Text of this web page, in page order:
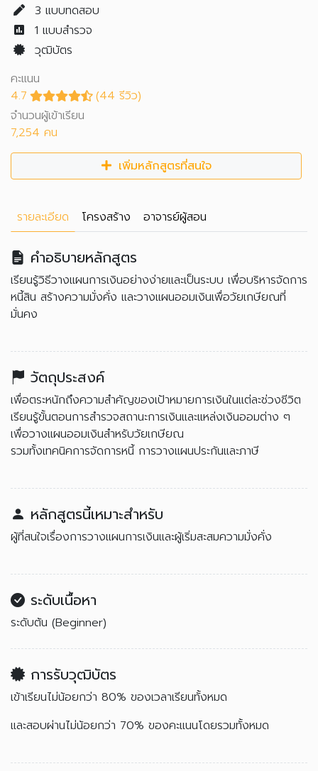
3 แบบทดสอบ
1 แบบสำรวจ
วุฒิบัตร
คะแนน
4.7
(44 รีวิว)
จำนวนผู้เข้าเรียน
7,254 คน
เพิ่มหลักสูตรที่สนใจ
รายละเอียด โครงสร้าง อาจารย์ผู้สอน
คำอธิบายหลักสูตร
เรียนรู้วิธีวางแผนการเงินอย่างง่ายและเป็นระบบ เพื่อบริหารจัดการ
หนี้สิน สร้างความมั่งคั่ง และวางแผนออมเงินเพื่อวัยเกษียณที่
มั่นคง
วัตถุประสงค์
เพื่อตระหนักถึงความสำคัญของเป้าหมายการเงินในแต่ละช่วงชีวิต
เรียนรู้ขั้นตอนการสำรวจสถานะการเงินและแหล่งเงินออมต่าง ๆ
เพื่อวางแผนออมเงินสำหรับวัยเกษียณ
รวมทั้งเทคนิคการจัดการหนี้ การวางแผนประกันและภาษี
หลักสูตรนี้เหมาะสำหรับ
ผู้ที่สนใจเรื่องการวางแผนการเงินและผู้เริ่มสะสมความมั่งคั่ง
ระดับเนื้อหา
ระดับต้น (Beginner)
การรับวุฒิบัตร
เข้าเรียนไม่น้อยกว่า 80% ของเวลาเรียนทั้งหมด
และสอบผ่านไม่น้อยกว่า 70% ของคะแนนโดยรวมทั้งหมด